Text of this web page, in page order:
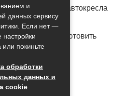
к записи
Детские автокресла
цвет Orange
к записи
Как приготовить
и
данных сервису
Если нет —
настройки
или покиньте
обработки
данных и
cookie